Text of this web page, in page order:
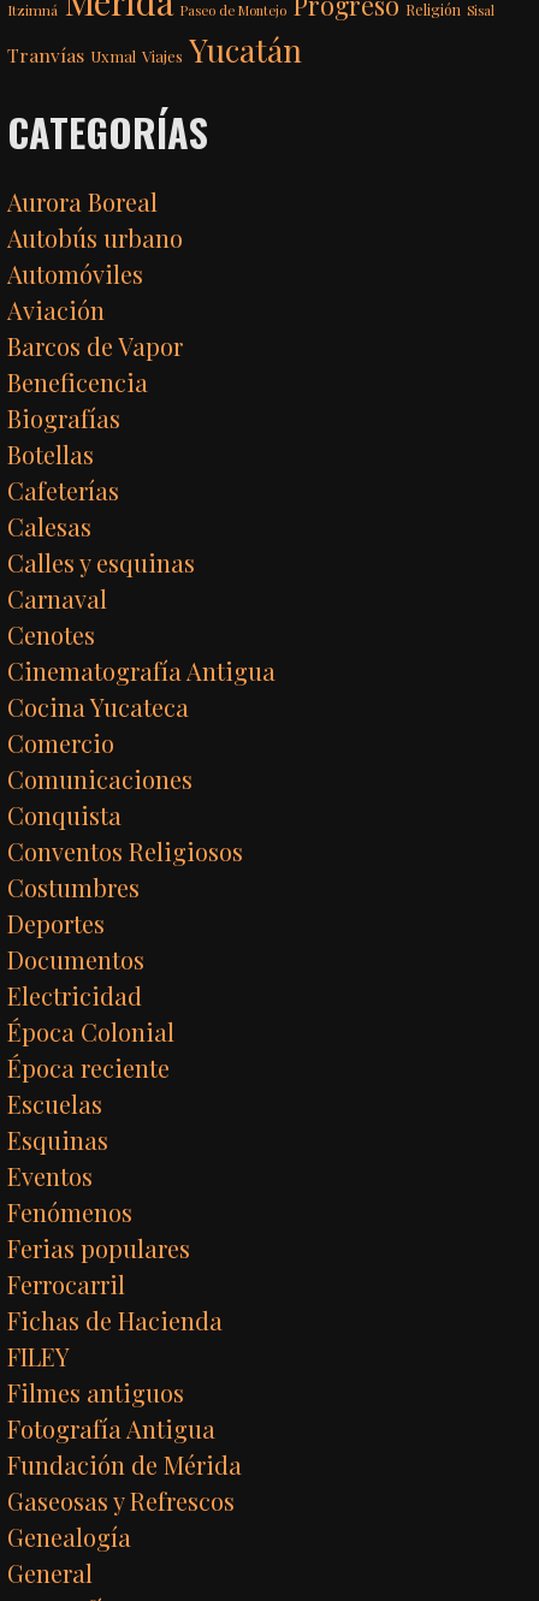
Itzimná Paseo de Montejo Religión Sisal
Tranvías Uxmal Viajes Yucatán
CATEGORÍAS
Aurora Boreal
Autobús urbano
Automóviles
Aviación
Barcos de Vapor
Beneficencia
Biografías
Botellas
Cafeterías
Calesas
Calles y esquinas
Carnaval
Cenotes
Cinematografía Antigua
Cocina Yucateca
Comercio
Comunicaciones
Conquista
Conventos Religiosos
Costumbres
Deportes
Documentos
Electricidad
Época Colonial
Época reciente
Escuelas
Esquinas
Eventos
Fenómenos
Ferias populares
Ferrocarril
Fichas de Hacienda
FILEY
Filmes antiguos
Fotografía Antigua
Fundación de Mérida
Gaseosas y Refrescos
Genealogía
General